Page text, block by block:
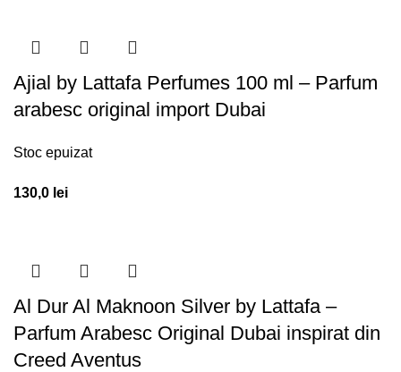
Ajial by Lattafa Perfumes 100 ml – Parfum
arabesc original import Dubai
Stoc epuizat
130,0 lei
Al Dur Al Maknoon Silver by Lattafa –
Parfum Arabesc Original Dubai inspirat din
Creed Aventus